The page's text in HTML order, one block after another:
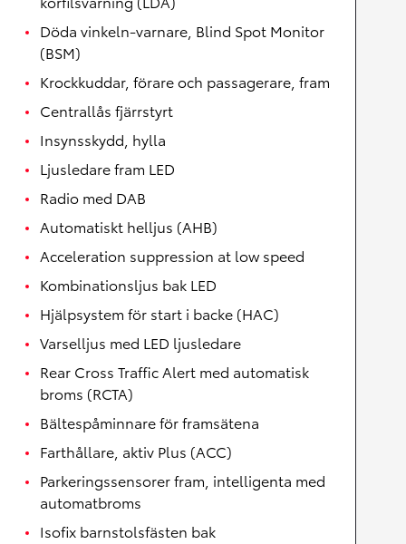
Döda vinkeln-varnare, Blind Spot Monitor
(BSM)
Krockkuddar, förare och passagerare, fram
Centrallås fjärrstyrt
Insynsskydd, hylla
Ljusledare fram LED
Radio med DAB
Automatiskt helljus (AHB)
Acceleration suppression at low speed
Kombinationsljus bak LED
Hjälpsystem för start i backe (HAC)
Varselljus med LED ljusledare
Rear Cross Traffic Alert med automatisk
broms (RCTA)
Bältespåminnare för framsätena
Farthållare, aktiv Plus (ACC)
Parkeringssensorer fram, intelligenta med
automatbroms
Isofix barnstolsfästen bak